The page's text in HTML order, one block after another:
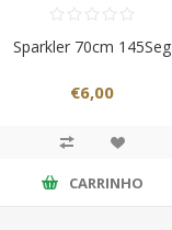
Sparkler 70cm 145Seg
€6,00
CARRINHO